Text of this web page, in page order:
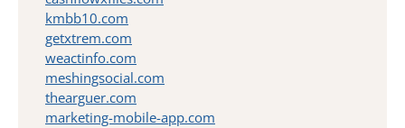
kmbb10.com
getxtrem.com
weactinfo.com
meshingsocial.com
thearguer.com
marketing-mobile-app.com